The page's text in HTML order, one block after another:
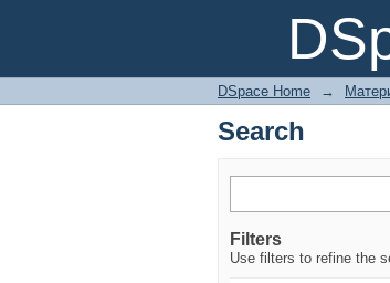
Search
DSpace Home →
Search
Filters
Use filters to refine the